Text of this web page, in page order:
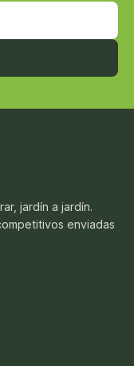
jardín a jardín.
enviadas